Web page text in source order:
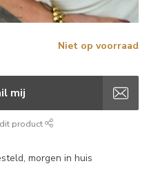
Niet op voorraad
mij
product
morgen in huis